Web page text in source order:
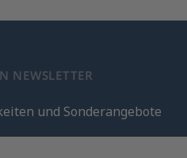
NEWSLETTER
und Sonderangebote